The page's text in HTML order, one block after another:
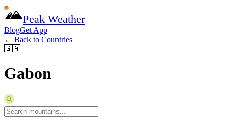
Peak Weather
BlogGet App
← Back to Countries
🇬🇦
Gabon